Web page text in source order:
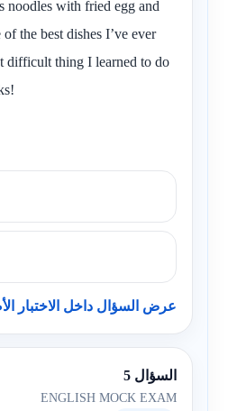
noodles with fried egg and
the best dishes I’ve ever
difficult thing I learned to do
عرض السؤال داخل الاختبار
السؤال 5
ENGLISH MOCK EXAM